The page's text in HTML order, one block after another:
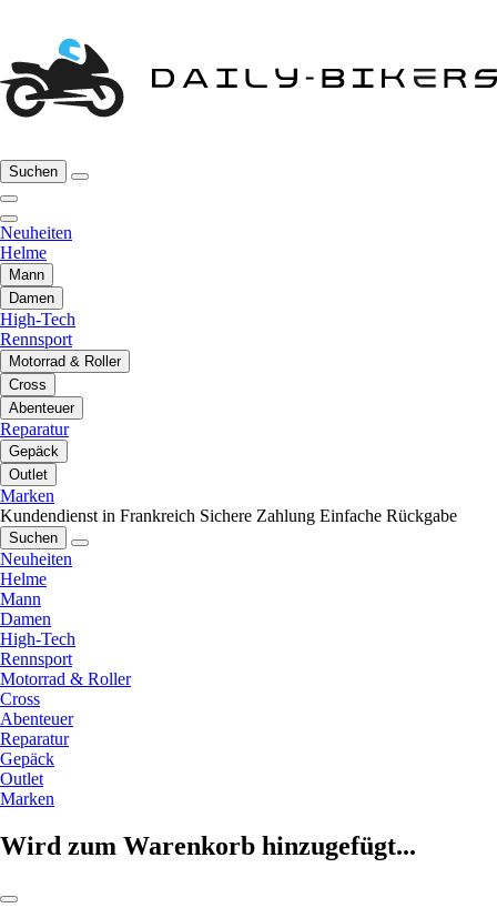
Suchen
Neuheiten
Helme
Mann
Damen
High-Tech
Rennsport
Motorrad & Roller
Cross
Abenteuer
Reparatur
Gepäck
Outlet
Marken
Kundendienst in Frankreich Sichere Zahlung Einfache Rückgabe
Suchen
Neuheiten
Helme
Mann
Damen
High-Tech
Rennsport
Motorrad & Roller
Cross
Abenteuer
Reparatur
Gepäck
Outlet
Marken
Wird zum Warenkorb hinzugefügt...